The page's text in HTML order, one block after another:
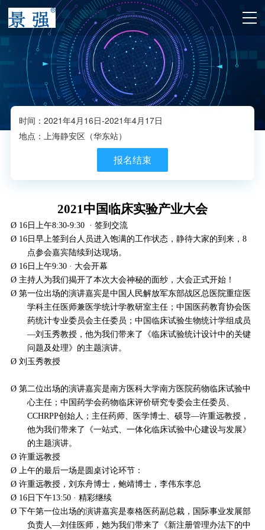
时间：2021年4月16日-2021年4月17日
地点：上海静安区（华东站）
报名结束
2021中国临床实验产业大会
Ø 16日上午8:30-9:30 · 签到交流
Ø 16日早上签到台人员进入饱满的工作状态，静待大家的到来，8
点参会嘉宾陆续到达现场。
Ø 16日上午9:30 · 大会开幕
Ø 主持人为我们揭开了本次大会神秘的面纱，大会正式开始！
Ø 第一位出场的演讲嘉宾是中国人民解放军东部战区总医院重症医
学科主任医师兼医学统计学教研室主任；中国医药教育协会医
药统计专业委员会主任委员；中国临床试验生物统计学组成员
—刘玉秀教授，他为我们带来了《临床试验统计设计中的关键
问题及处理》的主题演讲。
Ø 刘玉秀教授
Ø 第二位出场的演讲嘉宾是南方医科大学南方医院药物临床试验中
心主任；中国药学会药物临床评价研究专委会主任委员、
CCHRPP创始人；主任药师、医学博士、硕导—许重远教授，
他为我们带来了《一站式、一体化临床试验中心建设与发展》
的主题演讲。
Ø 许重远教授
Ø
上午的最后一场是圆桌讨论环节：
Ø 许重远教授，刘东舟博士，鲍靖博士，李伟东李总
Ø 16日下午13:50 · 精彩继续
Ø 下午第一位出场的演讲嘉宾是泰格医药副总裁，国际事业发展部
负责人 —刘佳医师，她为我们带来了《新注册管理办法下的中